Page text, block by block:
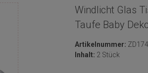
Windlicht Glas
Taufe Baby
Artikelnummer:
Inhalt: 2 Stück